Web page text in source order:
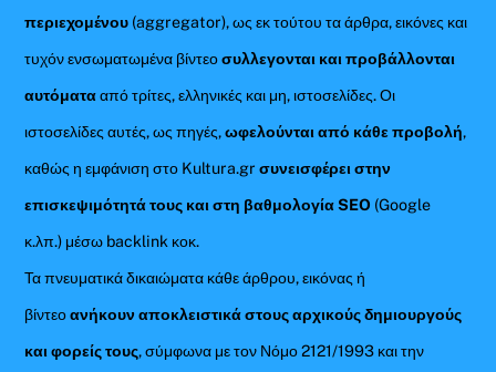
περιεχομένου (aggregator), ως εκ τούτου τα άρθρα, εικόνες και
τυχόν ενσωματωμένα βίντεοσυλλεγονται και προβάλλονται
αυτόματααπό τρίτες, ελληνικές και μη, ιστοσελίδες. Οι
ιστοσελίδες αυτές, ως πηγές,ωφελούνται από κάθε προβολή,
καθώς η εμφάνιση στο Kultura.gr συνεισφέρει στην
επισκεψιμότητά τους και στη βαθμολογία SEO (Google
κ.λπ.) μέσω backlink κοκ.
Τα πνευματικά δικαιώματα κάθε άρθρου, εικόνας ή
βίντεοανήκουν αποκλειστικά στους αρχικούς δημιουργούς
και φορείς τους, σύμφωνα με τον Νόμο 2121/1993 και την